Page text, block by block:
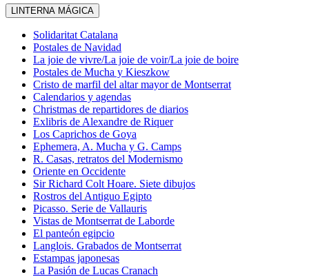
LINTERNA MÁGICA
Solidaritat Catalana
Postales de Navidad
La joie de vivre/La joie de voir/La joie de boire
Postales de Mucha y Kieszkow
Cristo de marfil del altar mayor de Montserrat
Calendarios y agendas
Christmas de repartidores de diarios
Exlibris de Alexandre de Riquer
Los Caprichos de Goya
Ephemera, A. Mucha y G. Camps
R. Casas, retratos del Modernismo
Oriente en Occidente
Sir Richard Colt Hoare. Siete dibujos
Rostros del Antiguo Egipto
Picasso. Serie de Vallauris
Vistas de Montserrat de Laborde
El panteón egipcio
Langlois. Grabados de Montserrat
Estampas japonesas
La Pasión de Lucas Cranach